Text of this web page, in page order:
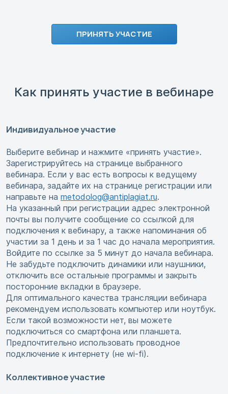
ПРИНЯТЬ УЧАСТИЕ
Как принять участие в вебинаре
Индивидуальное участие
Выберите вебинар и нажмите «принять участие».
Зарегистрируйтесь на странице выбранного
вебинара. Если у вас есть вопросы к ведущему
вебинара, задайте их на странице регистрации или
направьте на metodolog@antiplagiat.ru.
На указанный при регистрации адрес электронной
почты вы получите сообщение со ссылкой для
подключения к вебинару, а также напоминания об
участии за 1 день и за 1 час до начала мероприятия.
Войдите по ссылке за 5 минут до начала вебинара.
Не забудьте подключить динамики или наушники,
отключить все остальные программы и закрыть
посторонние вкладки в браузере.
Для оптимального качества трансляции вебинара
рекомендуем использовать компьютер или ноутбук.
Если такой возможности нет, вы можете
подключиться со смартфона или планшета.
Предпочтительно использовать проводное
подключение к интернету (не wi-fi).
Коллективное участие